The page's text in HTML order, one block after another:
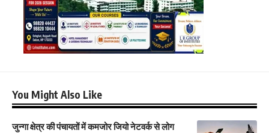
You Might Also Like
जुन्गा क्षेत्र की पंचायतों में कमजोर जियो नेटवर्क से लोग